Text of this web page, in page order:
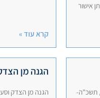
אישור
קרא עוד »
תשכ"ה-
הגנה מן
הגנה מן הצדק